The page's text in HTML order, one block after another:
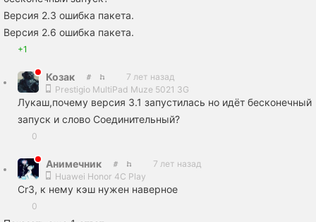
Версия 2.3 ошибка пакета.
Версия 2.6 ошибка пакета.
+1
Козак
7 лет назад
Prestigio MultiPad Muze 5021 3G
Лукаш,почему версия 3.1 запустилась но идёт бесконечный
запуск и слово Соединительный?
0
Анимечник
7 лет назад
Huawei Honor 4C Play
Cr3, к нему кэш нужен наверное
0